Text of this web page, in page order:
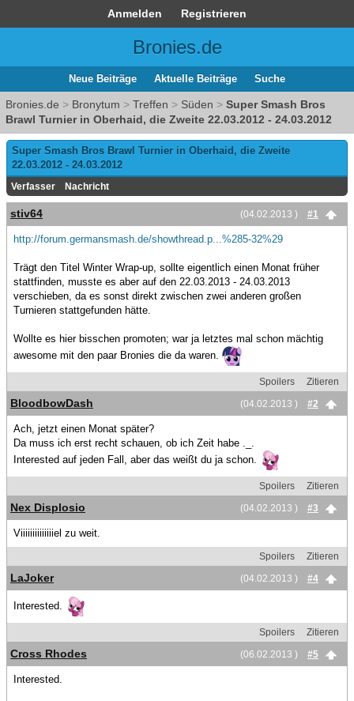
Anmelden Registrieren
Bronies.de
Neue Beiträge Aktuelle Beiträge Suche
Bronies.de > Bronytum > Treffen > Süden > Super Smash Bros
Brawl Turnier in Oberhaid, die Zweite 22.03.2012 - 24.03.2012
Super Smash Bros Brawl Turnier in Oberhaid, die Zweite
22.03.2012 - 24.03.2012
Verfasser Nachricht
(04.02.2013 ) #1
stiv64
http://forum.germansmash.de/showthread.p...%285-32%29
Trägt den Titel Winter Wrap-up, sollte eigentlich einen Monat früher
stattfinden, musste es aber auf den 22.03.2013 - 24.03.2013
verschieben, da es sonst direkt zwischen zwei anderen großen
Turnieren stattgefunden hätte.
Wollte es hier bisschen promoten; war ja letztes mal schon mächtig
awesome mit den paar Bronies die da waren.
Spoilers
Zitieren
(04.02.2013 )
#2
BloodbowDash
Ach, jetzt einen Monat später?
Da muss ich erst recht schauen, ob ich Zeit habe ._.
Interested auf jeden Fall, aber das weißt du ja schon.
Spoilers
Zitieren
(04.02.2013 )
#3
Nex Displosio
Viiiiiiiiiiiiiiel zu weit.
Spoilers
Zitieren
(04.02.2013 )
#4
LaJoker
Interested.
Spoilers
Zitieren
(06.02.2013 )
#5
Cross Rhodes
Interested.